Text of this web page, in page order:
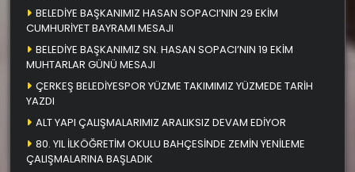
BELEDİYE BAŞKANIMIZ HASAN SOPACI’NIN 29 EKİM
CUMHURİYET BAYRAMI MESAJI
BELEDİYE BAŞKANIMIZ SN. HASAN SOPACI’NIN 19 EKİM
MUHTARLAR GÜNÜ MESAJI
ÇERKEŞ BELEDİYESPOR YÜZME TAKIMIMIZ YÜZMEDE TARİH
YAZDI
ALT YAPI ÇALIŞMALARIMIZ ARALIKSIZ DEVAM EDİYOR
80. YIL İLKÖĞRETİM OKULU BAHÇESİNDE ZEMİN YENİLEME
ÇALIŞMALARINA BAŞLADIK